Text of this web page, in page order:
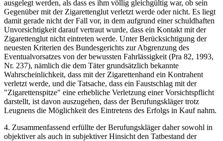
ausgelegt werden, als dass es ihm völlig gleichgültig war, ob sein
Gegenüber mit der Zigarettenglut verletzt werde oder nicht. Es liegt
damit gerade nicht der Fall vor, in dem aufgrund einer schuldhaften
Unvorsichtigkeit darauf vertraut wurde, dass ein Kontakt mit der
Zigarettenglut nicht eintreten werde. Unter Berücksichtigung der
neuesten Kriterien des Bundesgerichts zur Abgrenzung des
Eventualvorsatzes von der bewussten Fahrlässigkeit (Pra 82, 1993,
Nr. 237), nämlich die dem Täter grundsätzlich bekannte
Wahrscheinlichkeit, dass mit der Zigarettenhand ein Kontrahent
verletzt werde, und die Tatsache, dass ein Faustschlag mit der
"Zigarettenspitze" eine erhebliche Verletzung einer Vorsichtspflicht
darstellt, ist davon auszugehen, dass der Berufungskläger trotz
Leugnens die Möglichkeit des Eintretens des Erfolgs in Kauf nahm.
4. Zusammenfassend erfüllte der Berufungskläger daher sowohl in
objektiver als auch in subjektiver Hinsicht den Tatbestand der